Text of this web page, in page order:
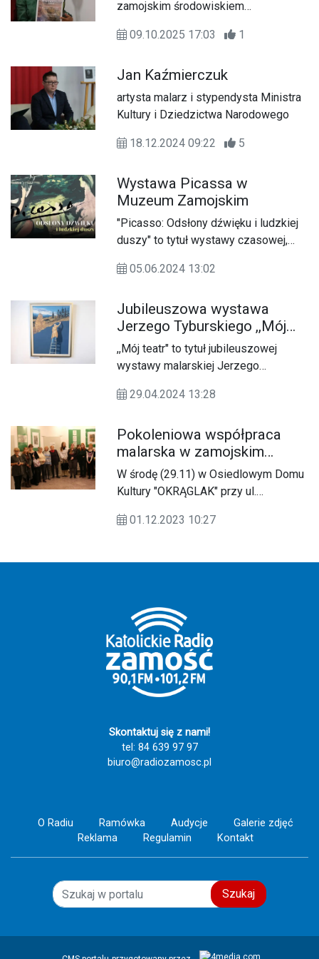
zamojskim środowiskiem
09.10.2025 17:03
1
Jan Kaźmierczuk
artysta malarz i stypendysta Ministra
Kultury i Dziedzictwa Narodowego
18.12.2024 09:22 5
Wystawa Picassa w
Muzeum Zamojskim
"Picasso: Odsłony dźwięku i ludzkiej
duszy" to tytuł wystawy czasowej,
2 lipca br. w Muzeum Zamojskim w
05.06.2024 13:02
Jubileuszowa wystawa
Jerzego Tyburskiego ,,Mój
teatr"
,,Mój teatr" to tytuł jubileuszowej
wystawy malarskiej Jerzego
pracy twórczej.
29.04.2024 13:28
Pokoleniowa współpraca
malarska w zamojskim
"Okrąglaku"
W środę (29.11) w Osiedlowym Domu
Kultury "OKRĄGLAK" przy ul.
odbył się malarski wernisaż rysunków
uczniowie z Państwowego Liceum
konkursu na inicjatywę na rzecz
społeczności lokalnej, realizowaną
przez Kluby Wolontariusza w
Zamościu i powiatu zamojskiego.
01.12.2023 10:27
Skontaktuj się z nami!
tel: 84 639 97 97
biuro@radiozamosc.pl
O Radiu Ramówka Audycje
Galerie zdjęć
Reklama
Regulamin Kontakt
Szukaj